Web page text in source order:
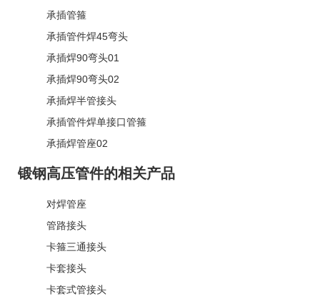
承插管箍
承插管件焊45弯头
承插焊90弯头01
承插焊90弯头02
承插焊半管接头
承插管件焊单接口管箍
承插焊管座02
锻钢高压管件的相关产品
对焊管座
管路接头
卡箍三通接头
卡套接头
卡套式管接头